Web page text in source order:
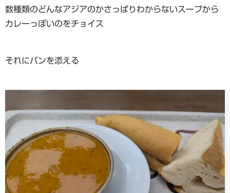
数種類のどんなアジアのかさっぱりわからないスープから
カレーっぽいのをチョイス
それにパンを添える